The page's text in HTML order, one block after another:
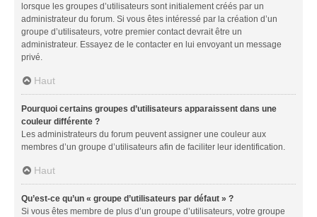
lorsque les groupes d’utilisateurs sont initialement créés par un
administrateur du forum. Si vous êtes intéressé par la création d’un
groupe d’utilisateurs, votre premier contact devrait être un
administrateur. Essayez de le contacter en lui envoyant un message
privé.
Haut
Pourquoi certains groupes d’utilisateurs apparaissent dans une
couleur différente ?
Les administrateurs du forum peuvent assigner une couleur aux
membres d’un groupe d’utilisateurs afin de faciliter leur identification.
Haut
Qu’est-ce qu’un « groupe d’utilisateurs par défaut » ?
Si vous êtes membre de plus d’un groupe d’utilisateurs, votre groupe